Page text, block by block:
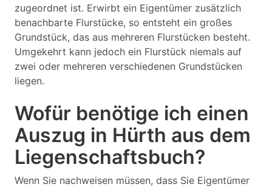
zugeordnet ist. Erwirbt ein Eigentümer zusätzlich
benachbarte Flurstücke, so entsteht ein großes
Grundstück, das aus mehreren Flurstücken besteht.
Umgekehrt kann jedoch ein Flurstück niemals auf
zwei oder mehreren verschiedenen Grundstücken
liegen.
Wofür benötige ich einen
Auszug in Hürth aus dem
Liegenschaftsbuch?
Wenn Sie nachweisen müssen, dass Sie Eigentümer